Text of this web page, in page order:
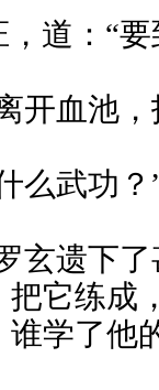
道：“要
开血池，
么武功？
玄遗下
把它练成
学了他